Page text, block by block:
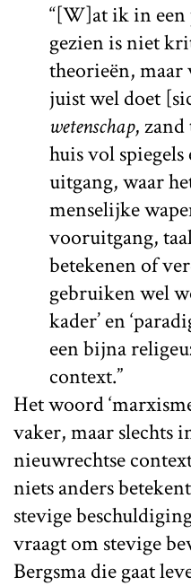
“[W]at ik in een
gezien is niet
theorieën, maar
juist wel doet
wetenschap, zand
huis vol
uitgang, waar
menselijke
vooruitgang,
betekenen of
gebruiken wel
kader’ en
een bijna
context.”
Het woord
vaker, maar slechts
nieuwrechtse
niets anders
stevige
vraagt om stevige
Bergsma die gaat